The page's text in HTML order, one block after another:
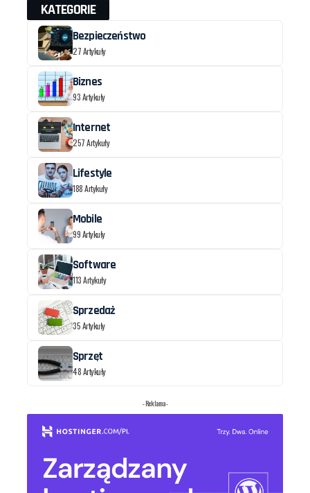
KATEGORIE
Bezpieczeństwo
27 Artykuły
Biznes
93 Artykuły
Internet
257 Artykuły
Lifestyle
188 Artykuły
Mobile
99 Artykuły
Software
113 Artykuły
Sprzedaż
35 Artykuły
Sprzęt
48 Artykuły
- Reklama -